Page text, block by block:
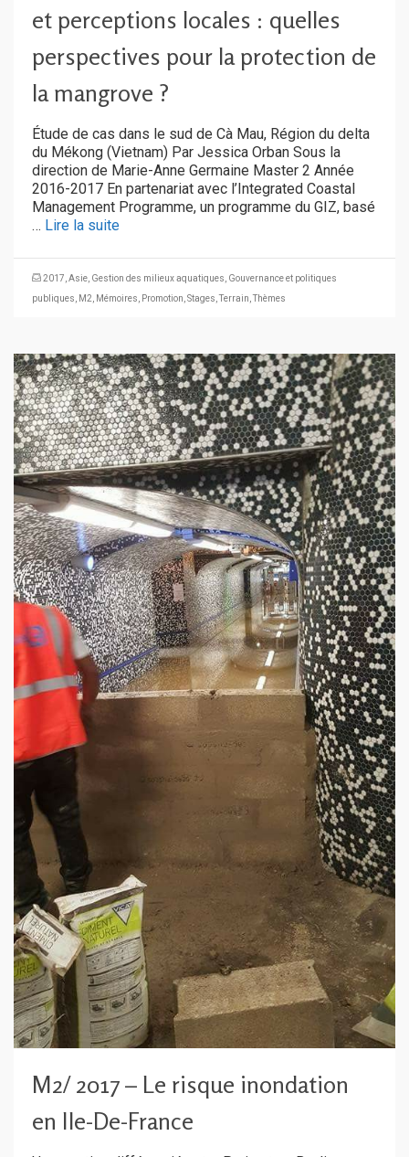
et perceptions locales : quelles
perspectives pour la protection de
la mangrove ?
Étude de cas dans le sud de Cà Mau, Région du delta
du Mékong (Vietnam) Par Jessica Orban Sous la
direction de Marie-Anne Germaine Master 2 Année
2016-2017 En partenariat avec l’Integrated Coastal
Management Programme, un programme du GIZ, basé
… Lire la suite
2017 Asie Gestion des milieux aquatiques Gouvernance et politiques
publiques
M2 Mémoires Promotion Stages ,Terrain ,Thèmes
M2/ 2017 – Le risque inondation
en Ile-De-France